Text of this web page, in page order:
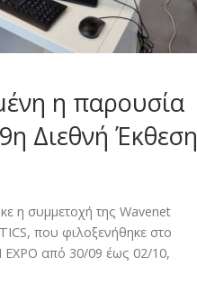
η παρουσία
Διεθνή Έκθεση
η συμμετοχή της Wavenet
που φιλοξενήθηκε στο
EXPO από 30/09 έως 02/10,